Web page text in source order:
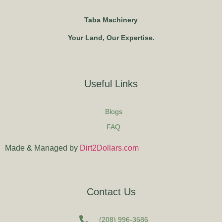
Taba Machinery
Your Land, Our Expertise.
Useful Links
Blogs
FAQ
Made & Managed by Dirt2Dollars.com
Contact Us
(208) 996-3686